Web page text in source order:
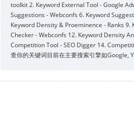
toolkit 2. Keyword External Tool - Google
Suggestions - Webconfs 6. Keyword
Keyword Density & Proeminence - Ranks
Checker - Webconfs 12. Keyword Density
Competition Tool - SEO Digger 14.
查你的关键词目前在主要搜索引擎如Google,